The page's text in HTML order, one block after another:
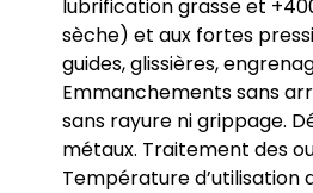
lubrification grasse et
sèche) et aux fortes
guides, glissières,
Emmanchements sans
sans rayure ni grippage.
métaux. Traitement des
Température d’utilisation